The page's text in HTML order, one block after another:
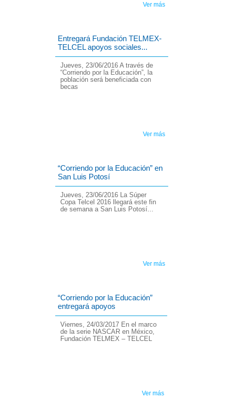
Ver más
Entregará Fundación TELMEX-
TELCEL apoyos sociales...
Jueves, 23/06/2016 A través de
“Corriendo por la Educación”, la
población será beneficiada con
becas
Ver más
“Corriendo por la Educación” en
San Luis Potosí
Jueves, 23/06/2016 La Súper
Copa Telcel 2016 llegará este fin
de semana a San Luis Potosí...
Ver más
“Corriendo por la Educación”
entregará apoyos
Viernes, 24/03/2017 En el marco
de la serie NASCAR en México,
Fundación TELMEX – TELCEL
Ver más